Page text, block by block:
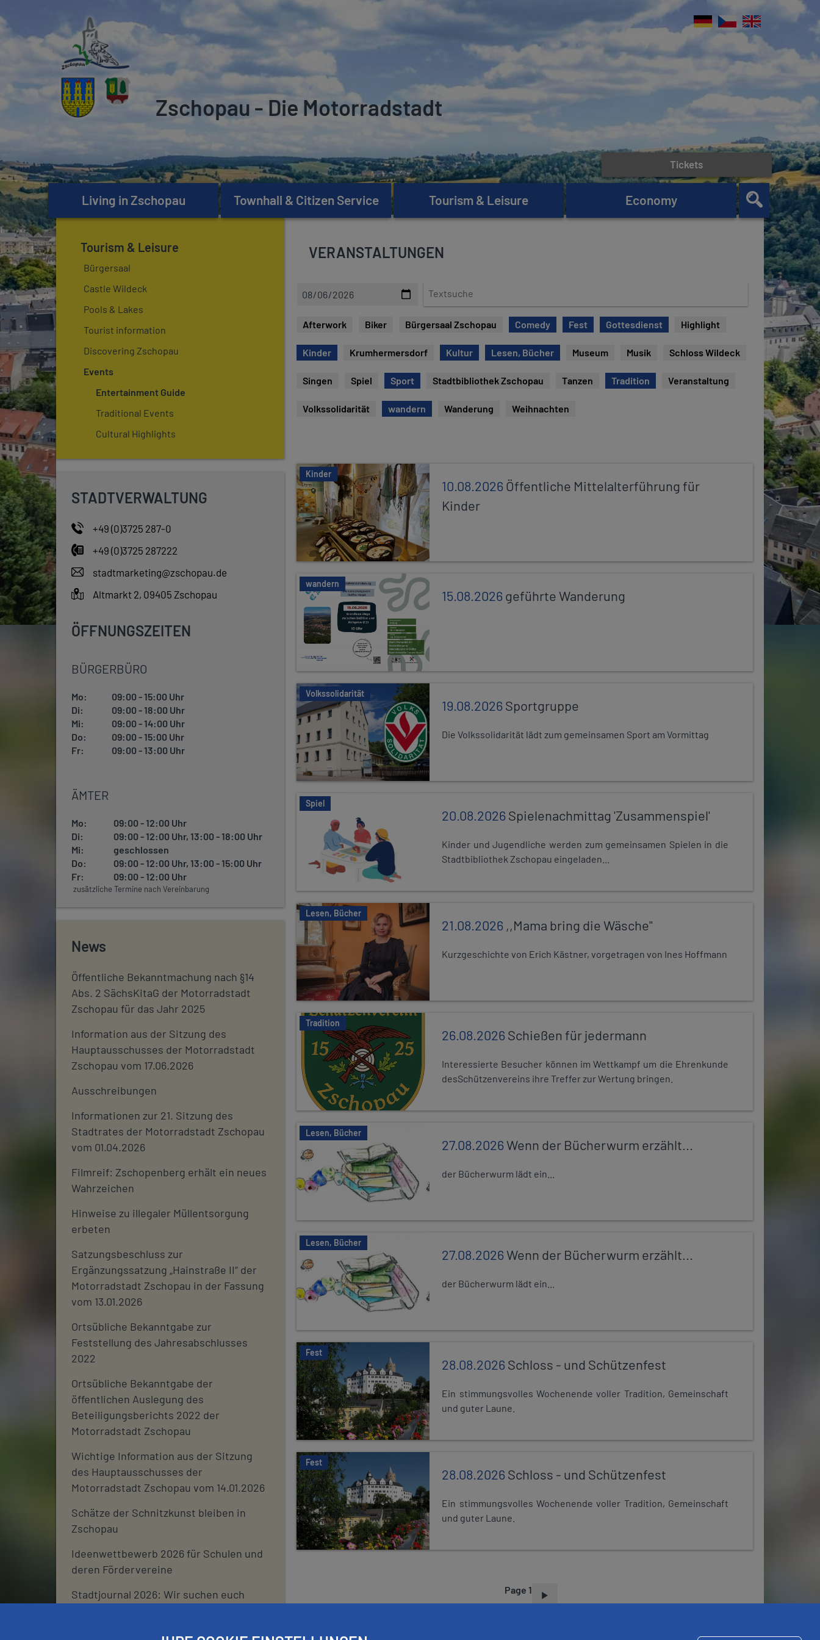
Zschopau - Die Motorradstadt
Living in Zschopau Townhall & Citizen Service Tourism & Leisure Economy
Tickets
Tourism & Leisure
Bürgersaal
Castle Wildeck
Pools & Lakes
Tourist information
Discovering Zschopau
Events
Entertainment Guide
Traditional Events
Cultural Highlights
STADTVERWALTUNG
+49 (0)3725 287-0
+49 (0)3725 287222
stadtmarketing@zschopau.de
Altmarkt 2, 09405 Zschopau
ÖFFNUNGSZEITEN
BÜRGERBÜRO
Mo:
09:00 - 15:00 Uhr
Di:
09:00 - 18:00 Uhr
Mi:
09:00 - 14:00 Uhr
Do:
09:00 - 15:00 Uhr
Fr:
09:00 - 13:00 Uhr
ÄMTER
Mo:
09:00 - 12:00 Uhr
Di:
09:00 - 12:00 Uhr, 13:00 - 18:00 Uhr
Mi:
geschlossen
Do:
09:00 - 12:00 Uhr, 13:00 - 15:00 Uhr
Fr:
09:00 - 12:00 Uhr
zusätzliche Termine nach Vereinbarung
News
Öffentliche Bekanntmachung nach §14
Abs. 2 SächsKitaG der Motorradstadt
Zschopau für das Jahr 2025
Information aus der Sitzung des
Hauptausschusses der Motorradstadt
Zschopau vom 17.06.2026
Ausschreibungen
Informationen zur 21. Sitzung des
Stadtrates der Motorradstadt Zschopau
vom 01.04.2026
Filmreif: Zschopenberg erhält ein neues
Wahrzeichen
Hinweise zu illegaler Müllentsorgung
erbeten
Satzungsbeschluss zur
Ergänzungssatzung „Hainstraße II“ der
Motorradstadt Zschopau in der Fassung
vom 13.01.2026
Ortsübliche Bekanntgabe zur
Feststellung des Jahresabschlusses
2022
Ortsübliche Bekanntgabe der
öffentlichen Auslegung des
Beteiligungsberichts 2022 der
Motorradstadt Zschopau
Wichtige Information aus der Sitzung
des Hauptausschusses der
Motorradstadt Zschopau vom 14.01.2026
Schätze der Schnitzkunst bleiben in
Zschopau
Ideenwettbewerb 2026 für Schulen und
deren Fördervereine
Stadtjournal 2026: Wir suchen euch
VERANSTALTUNGEN
t
u
Afterwork Biker Bürgersaal Zschopau Comedy Fest Gottesdienst Highlight
Kinder Krumhermersdorf Kultur Lesen, Bücher Museum Musik Schloss Wildeck
Singen Spiel Sport Stadtbibliothek Zschopau Tanzen Tradition Veranstaltung
Volkssolidarität wandern Wanderung Weihnachten
Kinder
10.08.2026Öffentliche Mittelalterführung für
Kinder
wandern
15.08.2026geführte Wanderung
Volkssolidarität
19.08.2026Sportgruppe
Die Volkssolidarität lädt zum gemeinsamen Sport am Vormittag
Spiel
20.08.2026Spielenachmittag 'Zusammenspiel'
Kinder und Jugendliche werden zum gemeinsamen Spielen in die
Stadtbibliothek Zschopau eingeladen...
Lesen, Bücher
21.08.2026 ,,Mama bring die Wäsche"
Kurzgeschichte von Erich Kästner, vorgetragen von Ines Hoffmann
Tradition
26.08.2026Schießen für jedermann
Interessierte Besucher können im Wettkampf um die Ehrenkunde
desSchützenvereins ihre Treffer zur Wertung bringen.
Lesen, Bücher
27.08.2026Wenn der Bücherwurm erzählt...
der Bücherwurm lädt ein...
Lesen, Bücher
27.08.2026Wenn der Bücherwurm erzählt...
der Bücherwurm lädt ein...
Fest
28.08.2026Schloss - und Schützenfest
Ein stimmungsvolles Wochenende voller Tradition, Gemeinschaft
und guter Laune.
Fest
28.08.2026Schloss - und Schützenfest
Ein stimmungsvolles Wochenende voller Tradition, Gemeinschaft
und guter Laune.
P
G
Page 1